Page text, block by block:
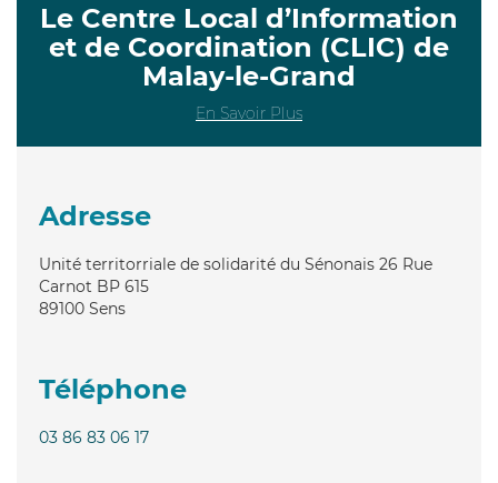
Le Centre Local d’Information
et de Coordination (CLIC) de
Malay-le-Grand
En Savoir Plus
Adresse
Unité territorriale de solidarité du Sénonais 26 Rue
Carnot BP 615
89100 Sens
Téléphone
03 86 83 06 17